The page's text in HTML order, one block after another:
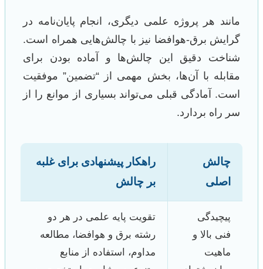
مانند هر پروژه علمی دیگری، انجام پایان‌نامه در
گرایش برق-هوافضا نیز با چالش‌هایی همراه است.
شناخت دقیق این چالش‌ها و آماده بودن برای
مقابله با آن‌ها، بخش مهمی از “تضمین” موفقیت
است. آمادگی قبلی می‌تواند بسیاری از موانع را از
سر راه بردارد.
چالش
اصلی
راهکار پیشنهادی برای غلبه
بر چالش
پیچیدگی
فنی بالا و
ماهیت
تقویت پایه علمی در هر دو
رشته برق و هوافضا، مطالعه
مداوم، استفاده از منابع